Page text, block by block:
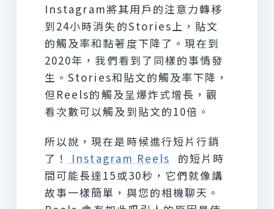
Instagram將其用戶的注意力轉移
到24小時消失的Stories上，貼文
的觸及率和黏著度下降了。現在到
2020年，我們看到了同樣的事情發
生。Stories和貼文的觸及率下降，
但Reels的觸及呈爆炸式增長，觀
看次數可以觸及到貼文的10倍。
所以說，現在是時候進行短片行銷
了！
Instagram Reels 的短片時
間可能長達15或30秒，它們就像講
故事一樣簡單，與您的相機聊天。